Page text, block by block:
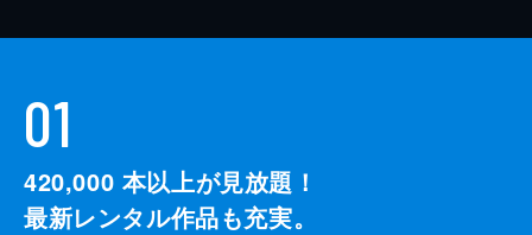
01
420,000 本以上が見放題！
最新レンタル作品も充実。